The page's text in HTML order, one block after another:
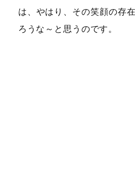
は、やはり、その笑顔の存
ろうな～と思うのです。